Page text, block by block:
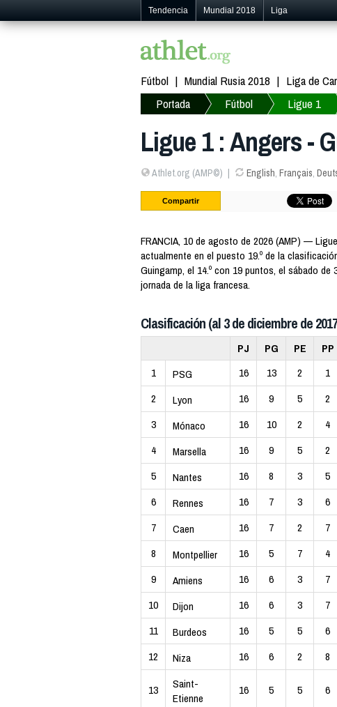
Tendencia Mundial 2018 Liga
Fútbol Mundial Rusia 2018 Liga de
Portada
Fútbol Ligue 1
Ligue 1 : Angers -
Athlet.org (AMP©) English, Français,
Compartir
FRANCIA, 10 de agosto de 2026 (AMP) —
actualmente en el puesto 19.º de la
Guingamp, el 14.º con 19 puntos, el sábado de
jornada de la liga francesa.
Clasificación (al 3 de diciembre de
PJ PG PE PP
1
PSG 16 13 2 1
2
Lyon 16 9 5 2
3
Mónaco 16 10 2 4
4
Marsella 16 9 5 2
5
Nantes 16 8 3 5
6
Rennes 16 7 3 6
7
Caen 16 7 2 7
8
Montpellier 16 5 7 4
9
Amiens 16 6 3 7
10
Dijon 16 6 3 7
11
Burdeos 16 5 5 6
12
Niza 16 6 2 8
13
Saint-
Etienne
16 5 5 6